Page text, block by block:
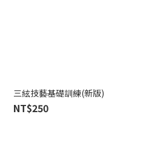
三絃技藝基礎訓練(新版)
NT$250